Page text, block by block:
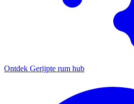
Ontdek Gerijpte rum hub